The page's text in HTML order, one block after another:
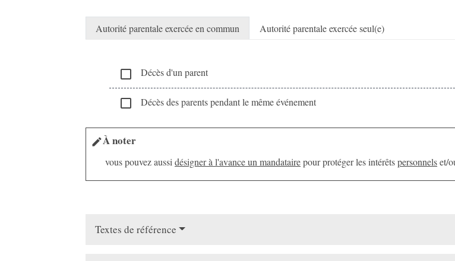
Autorité parentale exercée en commun Autorité parentale exercée seul(e)
check_box_outline_blank Décès d'un parent
check_box_outline_blank Décès des parents pendant le même événement
editÀ noter
vous pouvez aussidésigner à l'avance un mandatairepour protéger les intérêtspersonnelset/
Textes de référence